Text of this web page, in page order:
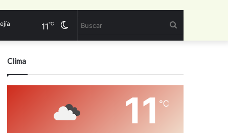
Cambiar
11℃
Clima
11 ℃